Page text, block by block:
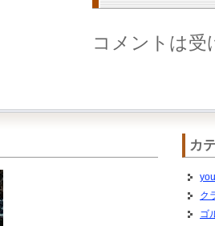
コメントは受
カ
ク
ゴ